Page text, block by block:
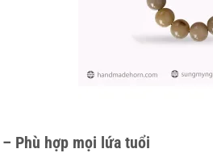
Phù hợp mọi lứa tuổi